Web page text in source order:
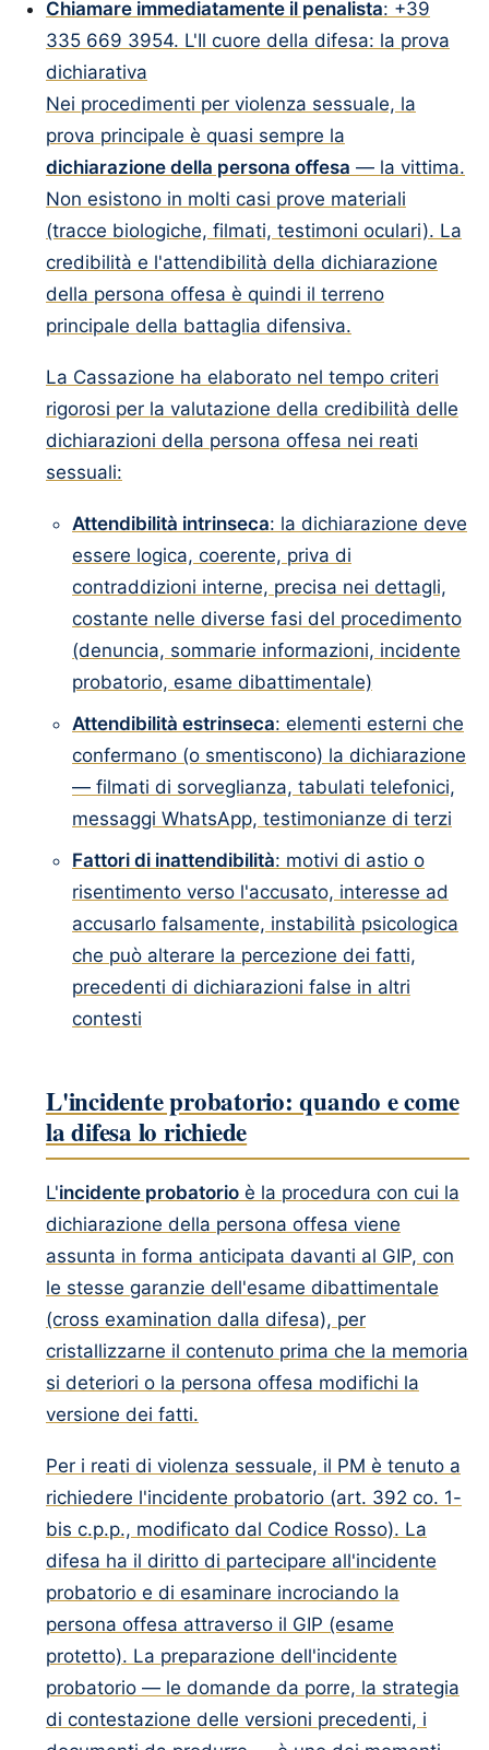
Chiamare immediatamente il penalista: +39
335 669 3954. L'Il cuore della difesa: la prova
dichiarativa
Nei procedimenti per violenza sessuale, la
prova principale è quasi sempre la
dichiarazione della persona offesa — la vittima.
Non esistono in molti casi prove materiali
(tracce biologiche, filmati, testimoni oculari). La
credibilità e l'attendibilità della dichiarazione
della persona offesa è quindi il terreno
principale della battaglia difensiva.
La Cassazione ha elaborato nel tempo criteri
rigorosi per la valutazione della credibilità delle
dichiarazioni della persona offesa nei reati
sessuali:
Attendibilità intrinseca: la dichiarazione deve
essere logica, coerente, priva di
contraddizioni interne, precisa nei dettagli,
costante nelle diverse fasi del procedimento
(denuncia, sommarie informazioni, incidente
probatorio, esame dibattimentale)
Attendibilità estrinseca: elementi esterni che
confermano (o smentiscono) la dichiarazione
— filmati di sorveglianza, tabulati telefonici,
messaggi WhatsApp, testimonianze di terzi
Fattori di inattendibilità: motivi di astio o
risentimento verso l'accusato, interesse ad
accusarlo falsamente, instabilità psicologica
che può alterare la percezione dei fatti,
precedenti di dichiarazioni false in altri
contesti
L'incidente probatorio: quando e come
la difesa lo richiede
L'incidente probatorio è la procedura con cui la
dichiarazione della persona offesa viene
assunta in forma anticipata davanti al GIP, con
le stesse garanzie dell'esame dibattimentale
(cross examination dalla difesa), per
cristallizzarne il contenuto prima che la memoria
si deteriori o la persona offesa modifichi la
versione dei fatti.
Per i reati di violenza sessuale, il PM è tenuto a
richiedere l'incidente probatorio (art. 392 co. 1-
bis c.p.p., modificato dal Codice Rosso). La
difesa ha il diritto di partecipare all'incidente
probatorio e di esaminare incrociando la
persona offesa attraverso il GIP (esame
protetto). La preparazione dell'incidente
probatorio — le domande da porre, la strategia
di contestazione delle versioni precedenti, i